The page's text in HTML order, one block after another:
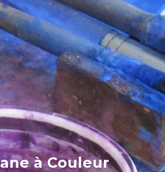
à Couleur